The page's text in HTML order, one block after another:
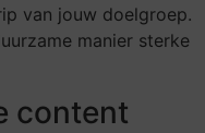
van jouw doelgroep.
manier sterke
content